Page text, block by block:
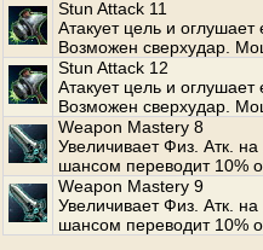
Stun Attack 11
Атакует цель и
Возможен сверхудар.
Stun Attack 12
Атакует цель и
Возможен сверхудар.
Weapon Mastery 8
Увеличивает Физ. Атк.
шансом переводит 10%
Weapon Mastery 9
Увеличивает Физ. Атк.
шансом переводит 10%